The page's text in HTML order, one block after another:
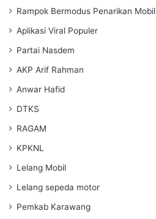
Rampok Bermodus Penarikan Mobil
Aplikasi Viral Populer
Partai Nasdem
AKP Arif Rahman
Anwar Hafid
DTKS
RAGAM
KPKNL
Lelang Mobil
Lelang sepeda motor
Pemkab Karawang